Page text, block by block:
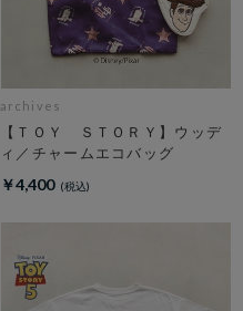
archives
【ＴＯＹ ＳＴＯＲＹ】ウッデ
ィ／チャームエコバッグ
￥4,400